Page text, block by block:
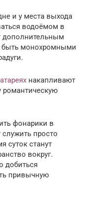
и у места выхода
водоёмом в
дополнительным
быть монохромными
накапливают
романтическую
фонарики в
просто
суток станут
вокруг.
добиться
привычную